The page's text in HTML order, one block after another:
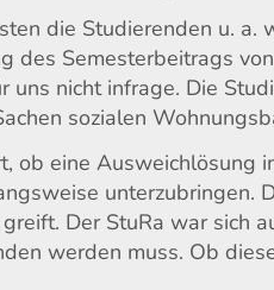
die Studierenden u. a.
des Semesterbeitrags
uns nicht infrage. Die
sozialen
ob eine Ausweichlösung
unterzubringen.
Der StuRa war sich
werden muss. Ob